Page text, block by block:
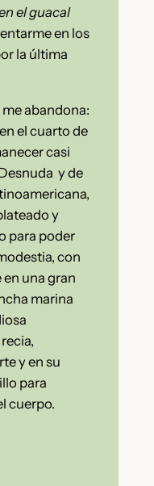
el guacal
en los
la última
abandona:
el cuarto de
casi
y de
y
para poder
con
en una gran
marina
y en su
para
cuerpo.